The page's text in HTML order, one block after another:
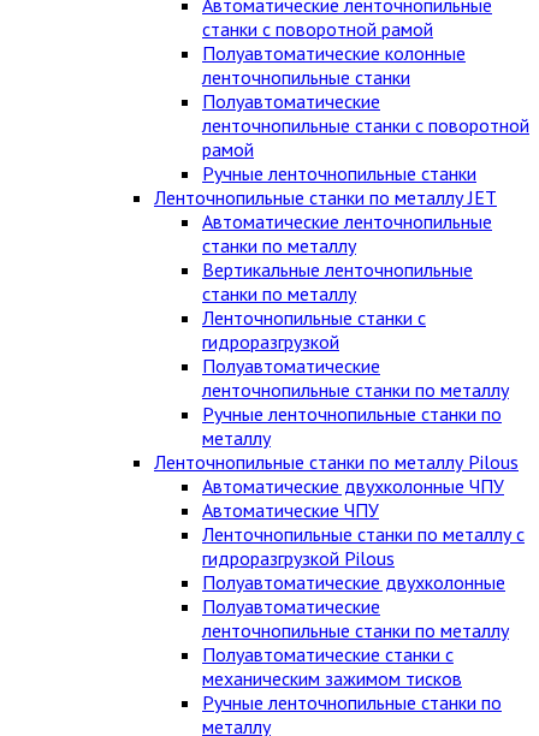
станки с поворотной рамой
Полуавтоматические колонные
ленточнопильные станки
Полуавтоматические
ленточнопильные станки с поворотной
рамой
Ручные ленточнопильные станки
Ленточнопильные станки по металлу JET
Автоматические ленточнопильные
станки по металлу
Вертикальные ленточнопильные
станки по металлу
Ленточнопильные станки с
гидроразгрузкой
Полуавтоматические
ленточнопильные станки по металлу
Ручные ленточнопильные станки по
металлу
Ленточнопильные станки по металлу Pilous
Автоматические двухколонные ЧПУ
Автоматические ЧПУ
Ленточнопильные станки по металлу с
гидроразгрузкой Pilous
Полуавтоматические двухколонные
Полуавтоматические
ленточнопильные станки по металлу
Полуавтоматические станки с
механическим зажимом тисков
Ручные ленточнопильные станки по
металлу